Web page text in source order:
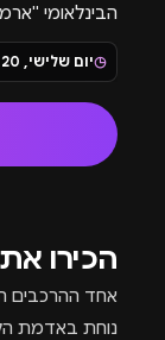
הבינלאומי
הדרך הלאומיים:
◷יום שלישי, 20 ביוני
הכירו
נוחת באדמת